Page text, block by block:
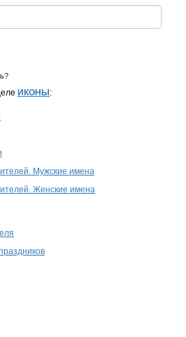
ИКОНЫ :
Мужские имена
Женские имена